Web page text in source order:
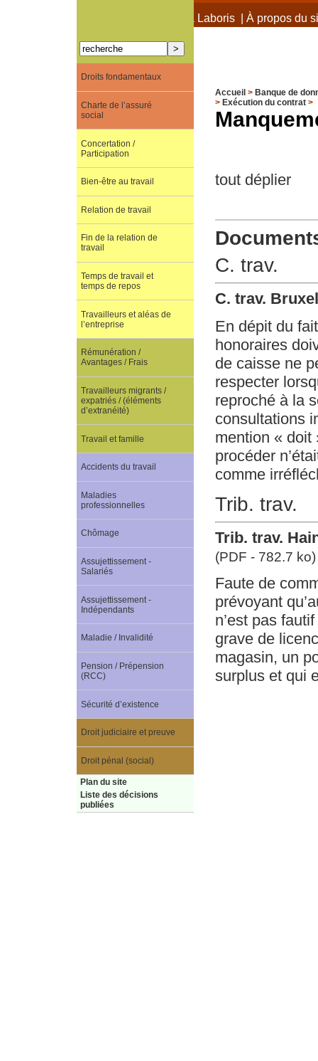
À propos de Terra Laboris| À propos du
Accueil > Banque de
> Exécution du contrat>
tout déplier
C. trav.
C. trav.
En dépit du
honoraires
de caisse ne
respecter
reproché à la
consultations
mention « doit
procéder
comme
Trib. trav.
Trib. trav.
(PDF - 782.7 ko)
Faute de
prévoyant
n’est pas
grave de
magasin, un
surplus et qui
Droits fondamentaux
Charte de l’assuré
social
Concertation /
Participation
Bien-être au travail
Relation de travail
Fin de la relation de
travail
Temps de travail et
temps de repos
Travailleurs et aléas de
l’entreprise
Rémunération /
Avantages / Frais
Travailleurs migrants /
expatriés / (éléments
d’extranéité)
Travail et famille
Accidents du travail
Maladies
professionnelles
Chômage
Assujettissement -
Salariés
Assujettissement -
Indépendants
Maladie / Invalidité
Pension / Prépension
(RCC)
Sécurité d’existence
Droit judiciaire et preuve
Droit pénal (social)
Plan du site
Liste des décisions
publiées